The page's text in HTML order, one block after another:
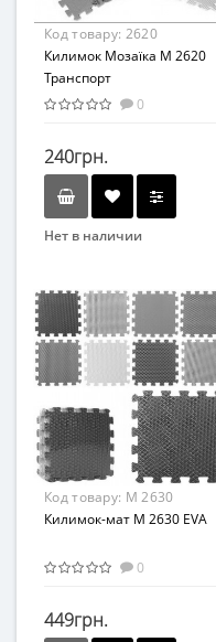
Код товару: 2620
Килимок Мозаїка M 2620
Транспорт
0
240грн.
Нет в наличии
Возраст
От 1 года
Материал
Пенополиэтилен
Код товару: M 2630
Килимок-мат M 2630 EVA
0
449грн.